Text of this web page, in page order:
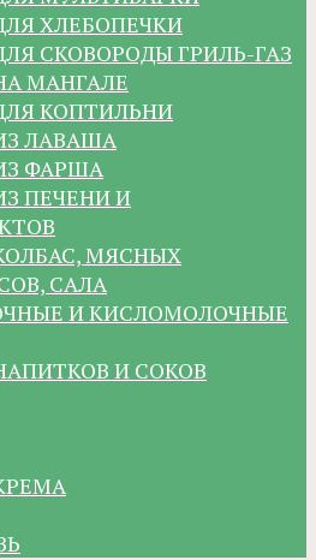
ХЛЕБОПЕЧКИ
СКОВОРОДЫ ГРИЛЬ-ГАЗ
МАНГАЛЕ
КОПТИЛЬНИ
ЛАВАША
ФАРША
ПЕЧЕНИ И
МЯСНЫХ
САЛА
И КИСЛОМОЛОЧНЫЕ
И СОКОВ